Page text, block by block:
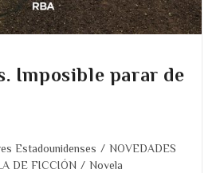
Imposible parar de
Estadounidenses / NOVEDADES
DE FICCIÓN / Novela